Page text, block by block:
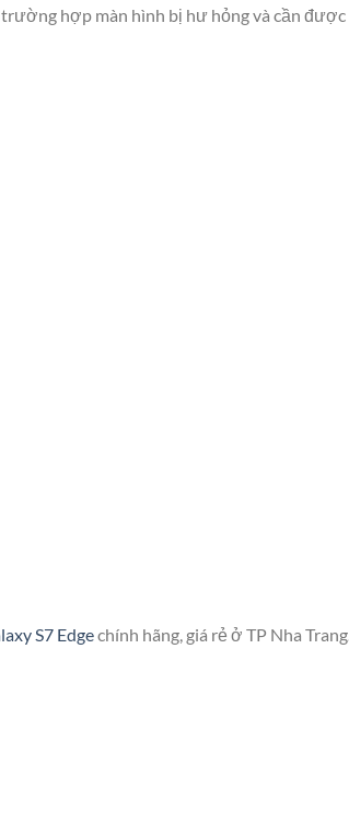
trường hợp màn hình bị hư hỏng và cần được
S7 Edgechính hãng, giá rẻ ở TP Nha Trang.